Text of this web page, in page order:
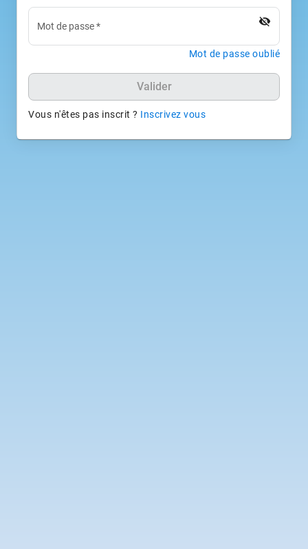
Mot de passe* visibility_off
Mot de passe oublié
Valider
Vous n'êtes pas inscrit ? Inscrivez vous